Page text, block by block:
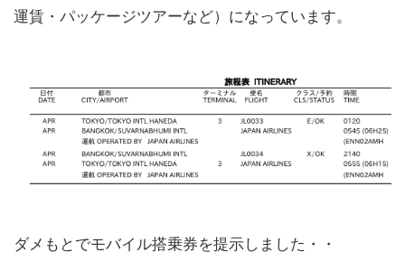
運賃・パッケージツアーなど）になっています。
ダメもとでモバイル搭乗券を提示しました・・